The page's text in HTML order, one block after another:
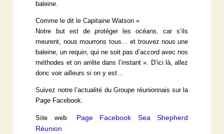
baleine.
Comme le dit le Capitaine Watson «
Notre but est de protéger les océans, car s’ils
meurent, nous mourrons tous… et trouvez nous une
baleine, un requin, qui ne soit pas d’accord avec nos
méthodes et on arrête dans l’instant ». D’ici là, allez
donc voir ailleurs si on y est…
Suivez notre l’actualité du Groupe réunionnais sur la
Page Facebook.
Site web
Page Facebook Sea Shepherd
Réunion